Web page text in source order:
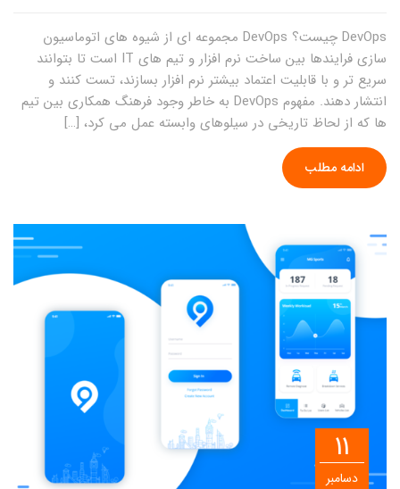
DevOps چیست؟ DevOps مجموعه ای از شیوه های اتوماسیون
سازی فرایندها بین ساخت نرم افزار و تیم های IT است تا بتوانند
سریع تر و با قابلیت اعتماد بیشتر نرم افزار بسازند، تست کنند و
انتشار دهند. مفهوم DevOps به خاطر وجود فرهنگ همکاری بین تیم
ها که از لحاظ تاریخی در سیلوهای وابسته عمل می کرد، […]
ادامه مطلب
11
دسامبر